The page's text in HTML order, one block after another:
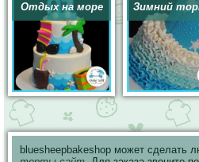
Отдых на море Зимний
bluesheepbakeshop может сделать